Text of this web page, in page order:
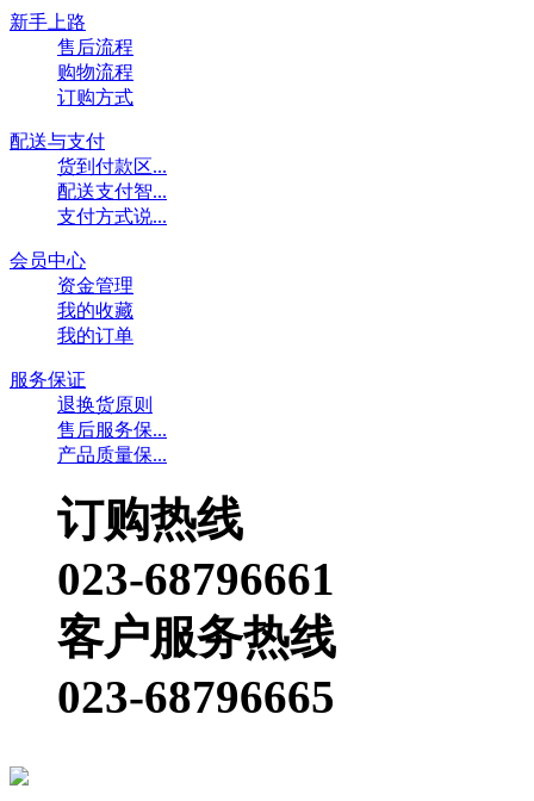
新手上路
售后流程
购物流程
订购方式
配送与支付
货到付款区...
配送支付智...
支付方式说...
会员中心
资金管理
我的收藏
我的订单
服务保证
退换货原则
售后服务保...
产品质量保...
订购热线
023-68796661
客户服务热线
023-68796665